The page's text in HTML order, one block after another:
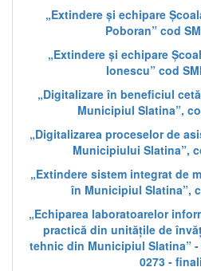
„Extindere și echipare
Poboran” cod
„Extindere și echipare
Ionescu” cod
„Digitalizare în beneficiul
Municipiul Slatina”,
„Digitalizarea proceselor de
Municipiului Slatina”,
„Extindere sistem integrat de
în Municipiul Slatina”,
„Echiparea laboratoarelor
practică din unitățile de
tehnic din Municipiul Slatina” -
0273 -